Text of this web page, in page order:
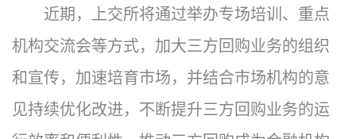
近期，上交所将通过举办专场培训、重点
机构交流会等方式，加大三方回购业务的组织
和宣传，加速培育市场，并结合市场机构的意
见持续优化改进，不断提升三方回购业务的运